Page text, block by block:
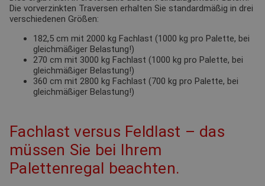
Die vorverzinkten Traversen erhalten Sie standardmäßig in drei
verschiedenen Größen:
182,5 cm mit 2000 kg Fachlast (1000 kg pro Palette, bei
gleichmäßiger Belastung!)
270 cm mit 3000 kg Fachlast (1000 kg pro Palette, bei
gleichmäßiger Belastung!)
360 cm mit 2800 kg Fachlast (700 kg pro Palette, bei
gleichmäßiger Belastung!)
Fachlast versus Feldlast – das
müssen Sie bei Ihrem
Palettenregal beachten.